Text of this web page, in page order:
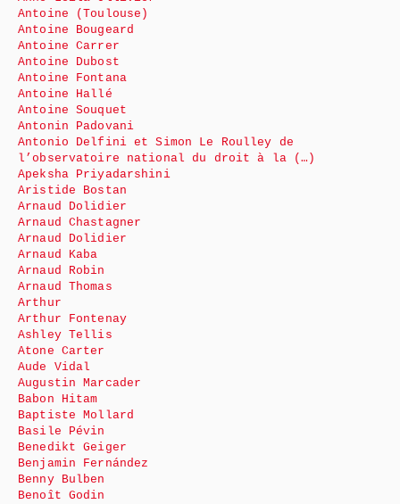
Antoine (Toulouse)
Antoine Bougeard
Antoine Carrer
Antoine Dubost
Antoine Fontana
Antoine Hallé
Antoine Souquet
Antonin Padovani
Antonio Delfini et Simon Le Roulley de
l’observatoire national du droit à la (…)
Apeksha Priyadarshini
Aristide Bostan
Arnaud Dolidier
Arnaud Chastagner
Arnaud Dolidier
Arnaud Kaba
Arnaud Robin
Arnaud Thomas
Arthur
Arthur Fontenay
Ashley Tellis
Atone Carter
Aude Vidal
Augustin Marcader
Babon Hitam
Baptiste Mollard
Basile Pévin
Benedikt Geiger
Benjamin Fernández
Benny Bulben
Benoît Godin